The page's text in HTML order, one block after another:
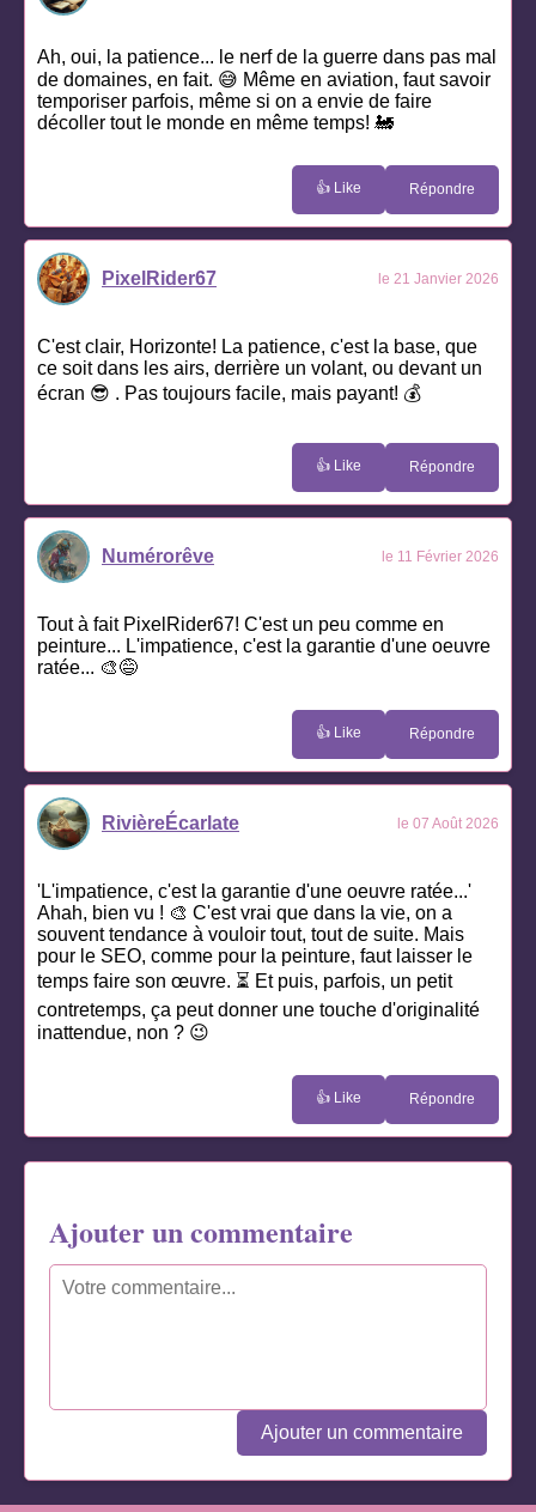
Ah, oui, la patience... le nerf de la guerre dans pas mal
de domaines, en fait. 😅 Même en aviation, faut savoir
temporiser parfois, même si on a envie de faire
décoller tout le monde en même temps! 🚂
👍 Like Répondre
PixelRider67 le 21 Janvier 2026
C'est clair, Horizonte! La patience, c'est la base, que
ce soit dans les airs, derrière un volant, ou devant un
écran 😎 . Pas toujours facile, mais payant! 💰
👍 Like Répondre
Numérorêve le 11 Février 2026
Tout à fait PixelRider67! C'est un peu comme en
peinture... L'impatience, c'est la garantie d'une oeuvre
ratée... 🎨😅
👍 Like Répondre
RivièreÉcarlate le 07 Août 2026
'L'impatience, c'est la garantie d'une oeuvre ratée...'
Ahah, bien vu ! 🎨 C'est vrai que dans la vie, on a
souvent tendance à vouloir tout, tout de suite. Mais
pour le SEO, comme pour la peinture, faut laisser le
temps faire son œuvre. ⏳ Et puis, parfois, un petit
contretemps, ça peut donner une touche d'originalité
inattendue, non ? 😉
👍 Like Répondre
Ajouter un commentaire
Ajouter un commentaire